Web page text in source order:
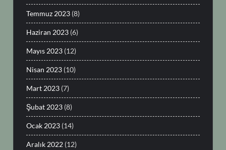
Temmuz 2023 (8)
Haziran 2023 (6)
Mayıs 2023 (12)
Nisan 2023 (10)
Mart 2023 (7)
Şubat 2023 (8)
Ocak 2023 (14)
Aralık 2022 (12)